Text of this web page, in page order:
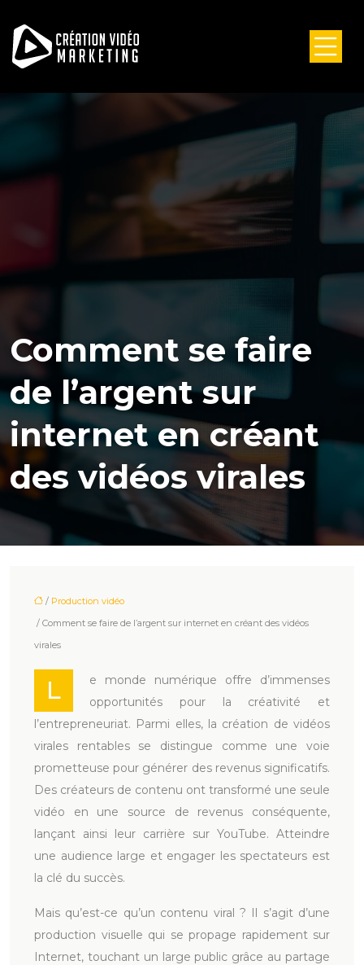
Comment se faire
de l’argent sur
internet en créant
des vidéos virales
/ Production vidéo
/ Comment se faire de l’argent sur internet en créant des vidéos
virales
L
e monde numérique offre d’immenses
opportunités pour la créativité et
l’entrepreneuriat. Parmi elles, la création de vidéos
virales rentables se distingue comme une voie
prometteuse pour générer des revenus significatifs.
Des créateurs de contenu ont transformé une seule
vidéo en une source de revenus conséquente,
lançant ainsi leur carrière sur YouTube. Atteindre
une audience large et engager les spectateurs est
la clé du succès.
Mais qu’est-ce qu’un contenu viral ? Il s’agit d’une
production visuelle qui se propage rapidement sur
Internet, touchant un large public grâce au partage